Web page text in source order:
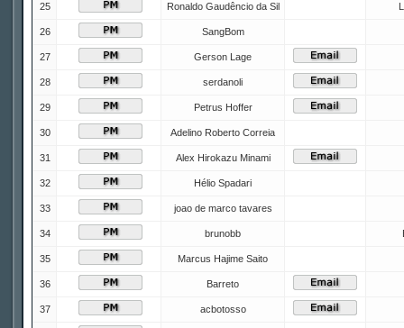
25 Ronaldo Gaudêncio da Sil
26 SangBom
27 Gerson Lage
28 serdanoli
29 Petrus Hoffer
30 Adelino Roberto Correia
31 Alex Hirokazu Minami
32 Hélio Spadari
33 joao de marco tavares
34 brunobb
35 Marcus Hajime Saito
36 Barreto
37 acbotosso